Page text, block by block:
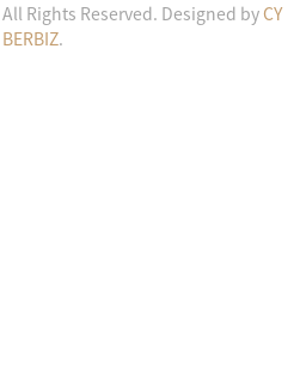
All Rights Reserved. Designed byCY
BERBIZ.